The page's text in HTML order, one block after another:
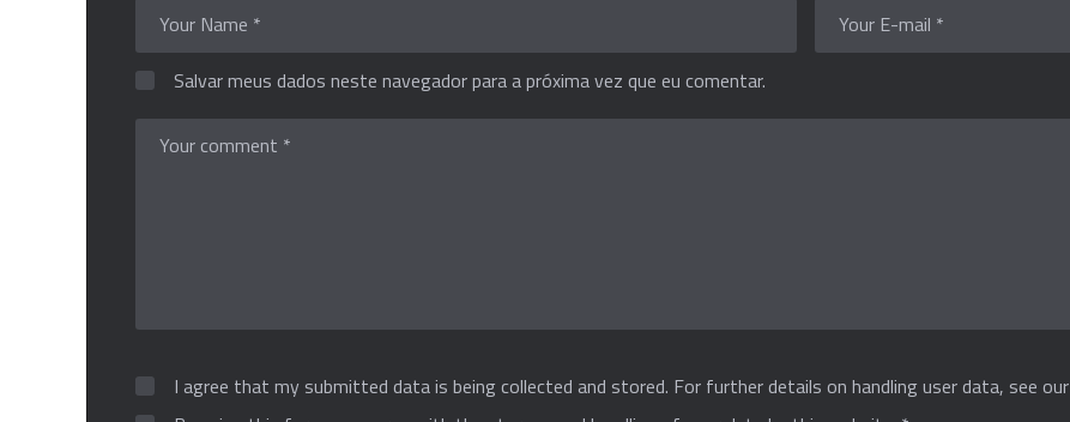
Salvar meus dados neste navegador para a próxima vez que eu comentar.
I agree that my submitted data is being collected and stored. For further details on handling user data, see our